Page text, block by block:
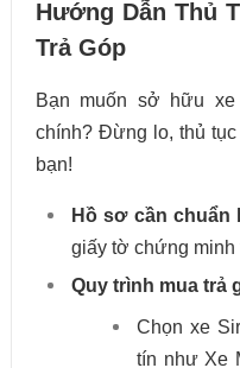
Hướng Dẫn Thủ
Trả Góp
Bạn muốn sở hữu
chính? Đừng lo, thủ
bạn!
Hồ sơ cần chuẩn
giấy tờ chứng minh
Quy trình mua trả
Chọn xe
tín như Xe